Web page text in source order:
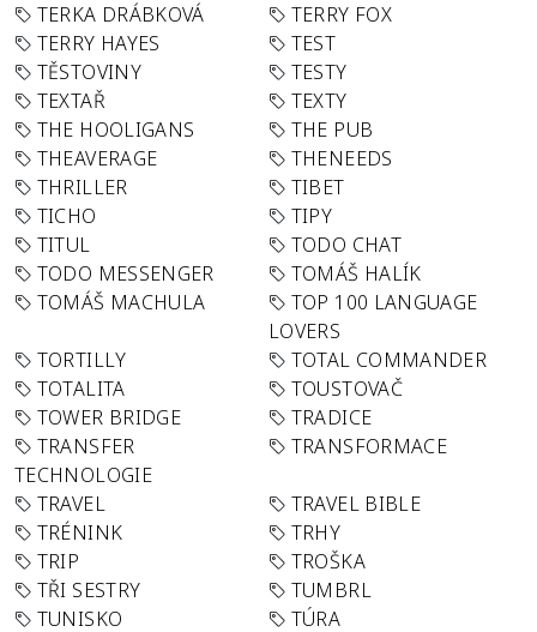
TERKA DRÁBKOVÁ
TERRY FOX
TERRY HAYES
TEST
TĚSTOVINY
TESTY
TEXTAŘ
TEXTY
THE HOOLIGANS
THE PUB
THEAVERAGE
THENEEDS
THRILLER
TIBET
TICHO
TIPY
TITUL
TODO CHAT
TODO MESSENGER
TOMÁŠ HALÍK
TOMÁŠ MACHULA
TOP 100 LANGUAGE
LOVERS
TORTILLY
TOTAL COMMANDER
TOTALITA
TOUSTOVAČ
TOWER BRIDGE
TRADICE
TRANSFER
TECHNOLOGIE
TRANSFORMACE
TRAVEL
TRAVEL BIBLE
TRÉNINK
TRHY
TRIP
TROŠKA
TŘI SESTRY
TUMBRL
TUNISKO
TÚRA